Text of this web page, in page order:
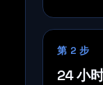
第 2 步
24 小